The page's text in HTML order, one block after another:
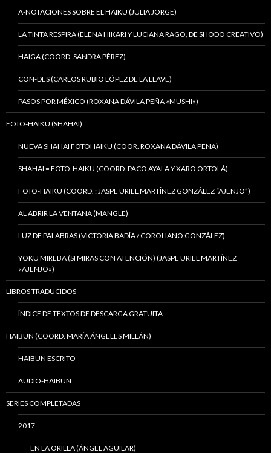
A-NOTACIONES SOBRE EL HAIKU (JULIA JORGE)
LA TINTA RESPIRA (ELENA HIKARI Y LUCIANA RAGO, DE SHODO CREATIVO)
HAIGA (COORD. SANDRA PÉREZ)
CON-DES (CARLOS RUBIO LÓPEZ DE LA LLAVE)
PASOS POR MÉXICO (ROXANA DÁVILA PEÑA «MUSHI»)
FOTO-HAIKU (SHAHAI)
NUEVA SHAHAI FOTOHAIKU (COOR. ROXANA DÁVILA PEÑA)
SHAHAI = FOTO-HAIKU (COORD. PACO AYALA Y XARO ORTOLÁ)
FOTO-HAIKU (COORD. : JASPE URIEL MARTÍNEZ GONZÁLEZ “AJENJO”)
AL ABRIR LA VENTANA (MANGLE)
LUZ DE PALABRAS (VICTORIA BADÍA / COROLIANO GONZÁLEZ)
YOKU MIREBA (SI MIRAS CON ATENCIÓN) (JASPE URIEL MARTÍNEZ
«AJENJO»)
LIBROS TRADUCIDOS
ÍNDICE DE TEXTOS DE DESCARGA GRATUITA
HAIBUN (COORD. MARÍA ÁNGELES MILLÁN)
HAIBUN ESCRITO
AUDIO-HAIBUN
SERIES COMPLETADAS
2017
EN LA ORILLA (ÁNGEL AGUILAR)